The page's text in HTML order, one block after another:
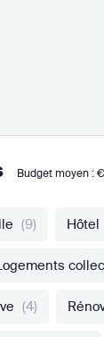
Budget moyen :
(9) Hôtel
(4)